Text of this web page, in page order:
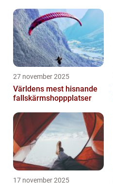
27 november 2025
Världens mest hisnande
fallskärmshoppplatser
17 november 2025